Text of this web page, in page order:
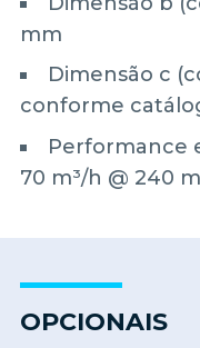
mm
Dimensão c
conforme
Performance
70 m³/h @ 240
OPCIONAIS